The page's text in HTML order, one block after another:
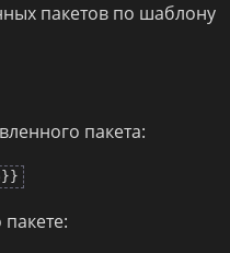
пакетов по шаблону
пакета: